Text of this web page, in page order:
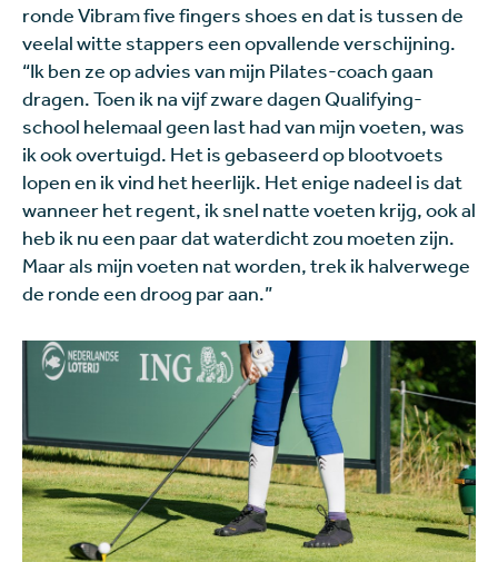
ronde Vibram five fingers shoes en dat is tussen de
veelal witte stappers een opvallende verschijning.
“Ik ben ze op advies van mijn Pilates-coach gaan
dragen. Toen ik na vijf zware dagen Qualifying-
school helemaal geen last had van mijn voeten, was
ik ook overtuigd. Het is gebaseerd op blootvoets
lopen en ik vind het heerlijk. Het enige nadeel is dat
wanneer het regent, ik snel natte voeten krijg, ook al
heb ik nu een paar dat waterdicht zou moeten zijn.
Maar als mijn voeten nat worden, trek ik halverwege
de ronde een droog par aan.”